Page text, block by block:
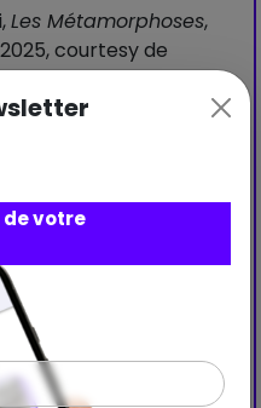
Les Métamorphoses,
courtesy de
web
Partager
votre